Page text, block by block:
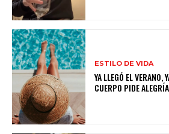
ESTILO DE VIDA
YA LLEGÓ EL VERANO,
CUERPO PIDE